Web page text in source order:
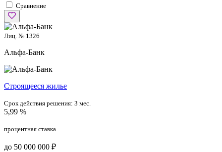
Сравнение
Лиц. № 1326
Альфа-Банк
Cтроящееся жилье
Срок действия решения: 3 мес.
5,99 %
процентная ставка
до 50 000 000 ₽